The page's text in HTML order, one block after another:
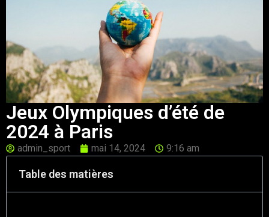
Jeux Olympiques d’été de
2024 à Paris
admin_sport mai 14, 2024 9:16 am
Table des matières